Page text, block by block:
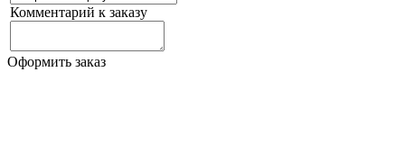
Комментарий к заказу
Оформить заказ